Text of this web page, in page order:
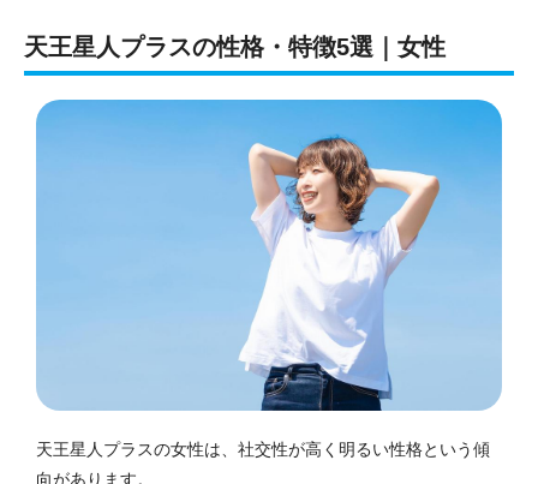
天王星人プラスの性格・特徴5選｜女性
天王星人プラスの女性は、社交性が高く明るい性格という傾
向があります。